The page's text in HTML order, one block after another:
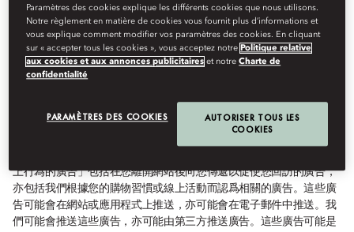
在法律允許的範圍內，不時透過多個網站或其他平台觀察您的
使用行為與瀏覽活動。
更深入瞭解關於我們的客戶及網站訪客的興趣。
我們推送興趣導向廣告
上行為的廣告」包括在您離開網站後向您傳遞以促使您回訪的廣告，
亦包括我們根據您的購物習慣或線上活動而認爲相關的廣告。這些廣
告可能會在網站或應用程式上推送，亦可能會在電子郵件中推送。我
們可能會推送這些廣告，亦可能由第三方推送廣告。這些廣告可能是
Paramètres des cookies explique les différents cookies que nous utilisons.
Notre règlement en matière de cookies vous fournit plus d’informations et
vous explique comment modifier vos paramètres des cookies. En cliquant
sur « accepter tous les cookies », vous acceptez notre Politique relative
aux cookies et aux annonces publicitaires et notreCharte de
confidentialité
PARAMÈTRES DES COOKIES
AUTORISER TOUS LES
COOKIES